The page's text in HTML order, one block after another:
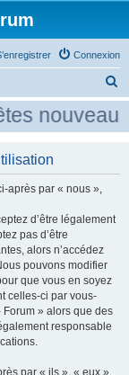
Connexion
e
nouveau
après par « nous »,
d’être légalement
pas d’être
alors n’accédez
pouvons modifier
que vous en soyez
celles-ci par vous-
Forum » alors que des
responsable
par « ils », « eux »,